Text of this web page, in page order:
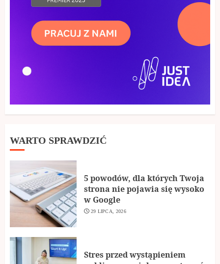
WARTO SPRAWDZIĆ
5 powodów, dla których Twoja
strona nie pojawia się wysoko
w Google
29 LIPCA, 2026
Stres przed wystąpieniem